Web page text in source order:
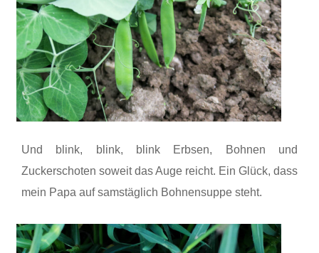
Und blink, blink, blink Erbsen, Bohnen und
Zuckerschoten soweit das Auge reicht. Ein Glück, dass
mein Papa auf samstäglich Bohnensuppe steht.